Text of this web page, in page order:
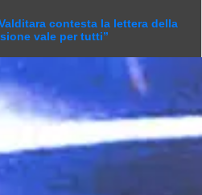
contesta la lettera della
vale per tutti”